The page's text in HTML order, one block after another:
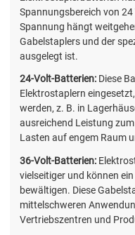
Spannungsbereich von
Spannung hängt
Gabelstaplers und der
ausgelegt ist.
24-Volt-Batterien: Diese
Elektrostaplern
werden, z. B. in
ausreichend Leistung
Lasten auf engem Raum
36-Volt-Batterien:
vielseitiger und können
bewältigen. Diese
mittelschweren
Vertriebszentren und